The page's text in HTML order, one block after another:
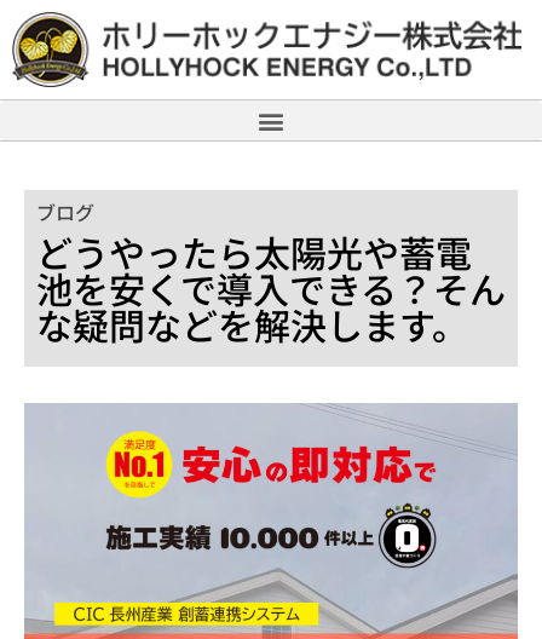
ブログ
どうやったら太陽光や蓄電
池を安くで導入できる？そん
な疑問などを解決します。